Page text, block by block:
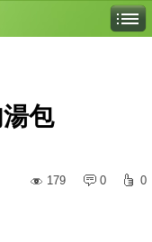
包
179
0 0